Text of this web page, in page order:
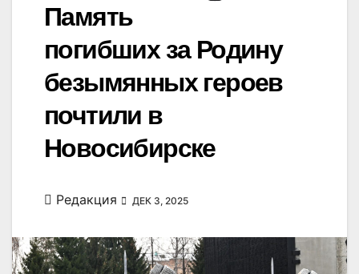
Память
погибших за Родину
безымянных героев
почтили в
Новосибирске
Редакция ДЕК 3, 2025